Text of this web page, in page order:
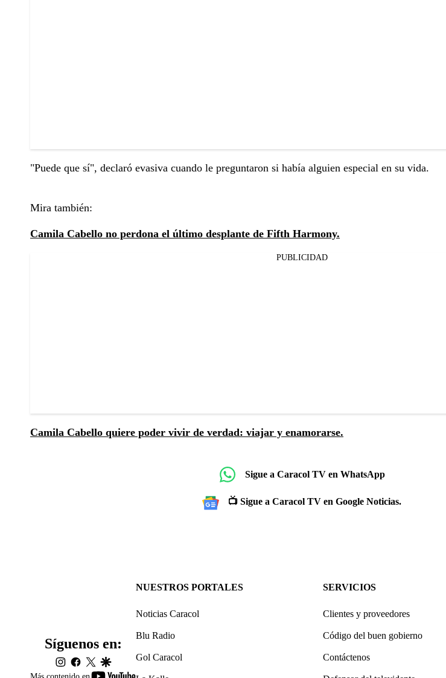
"Puede que sí", declaró evasiva cuando le preguntaron si había alguien especial en su vida.
Mira también:
Camila Cabello no perdona el último desplante de Fifth Harmony.
PUBLICIDAD
Camila Cabello quiere poder vivir de verdad: viajar y enamorarse.
Sigue a Caracol TV en WhatsApp
📺 Sigue a Caracol TV en Google Noticias.
youtube-
Síguenos en:
instagram
facebook
twittergoogle
NUESTROS PORTALES
Noticias Caracol
Blu Radio
Gol Caracol
SERVICIOS
Clientes y proveedores
Código del buen gobierno
Contáctenos